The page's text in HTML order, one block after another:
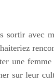
sortir avec
une
sur leur